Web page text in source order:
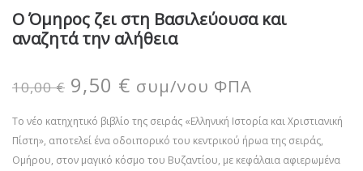
Ο Όμηρος ζει στη Βασιλεύουσα και
αναζητά την αλήθεια
10,00€ 9,50 € συμ/νου ΦΠΑ
Το νέο κατηχητικό βιβλίο της σειράς «Ελληνική Ιστορία και Χριστιανική
Πίστη», αποτελεί ένα οδοιπορικό του κεντρικού ήρωα της σειράς,
Ομήρου, στον μαγικό κόσμο του Βυζαντίου, με κεφάλαια αφιερωμένα